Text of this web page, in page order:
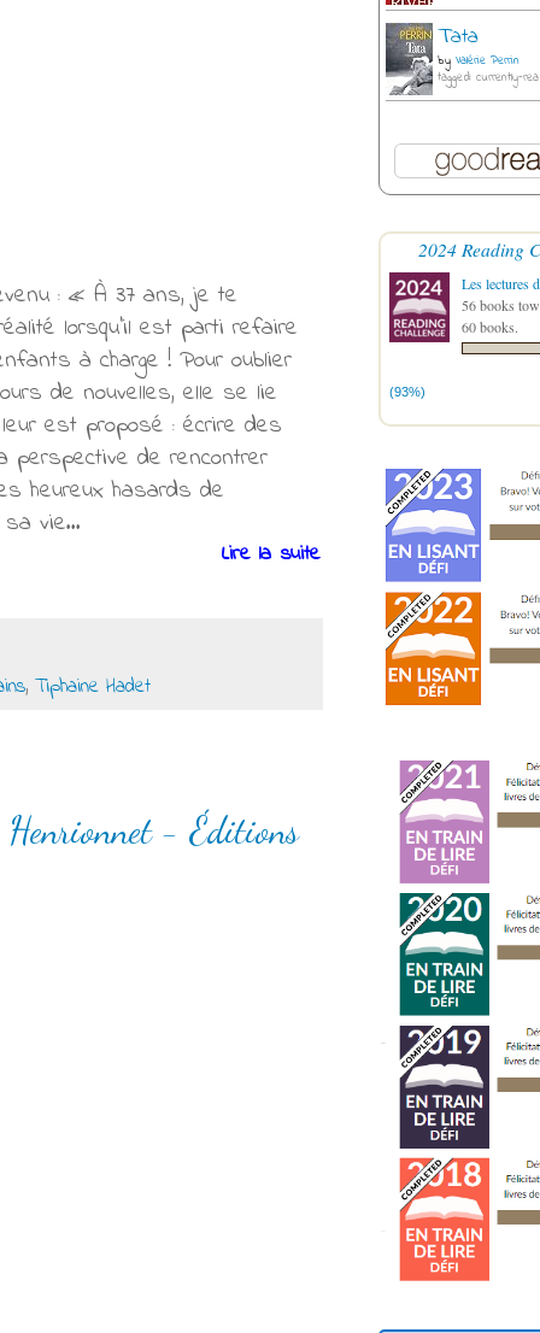
: « À 37 ans, je te
lorsqu’il est parti refaire
à charge ! Pour oublier
de nouvelles, elle se lie
est proposé : écrire des
perspective de rencontrer
heureux hasards de
sa vie…
Lire la suite
, Tiphaine Hadet
- Éditions
Tata
by Valérie Perrin
tagged: currently-
2024 Reading
Les lectures
56 books
60 books.
(93%)